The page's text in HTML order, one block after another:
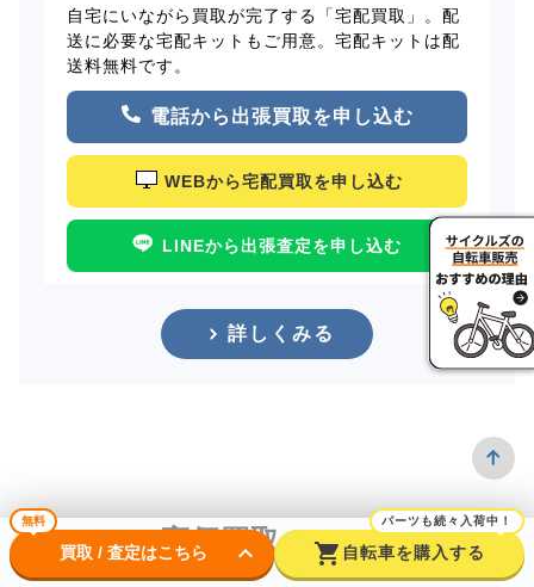
自宅にいながら買取が完了する「宅配買取」。配
送に必要な宅配キットもご用意。宅配キットは配
送料無料です。
電話から出張買取を申し込む
WEBから宅配買取を申し込む
LINEから出張査定を申し込む
詳しくみる
高価買取のコツ
無料
買取 / 査定はこちら keyboard_arrow_down shopping_cart
パーツも続々入荷中！
自転車を購入する